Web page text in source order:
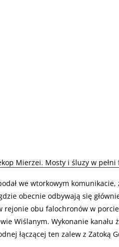
Mierzei. Mosty i śluzy w
we wtorkowym
obecnie odbywają się
rejonie obu falochronów w
Wiślanym. Wykonanie
łączącej ten zalew z Zatoką